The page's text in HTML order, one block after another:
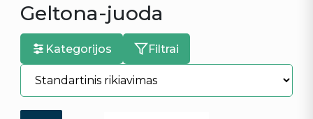
Geltona-juoda
Kategorijos Filtrai